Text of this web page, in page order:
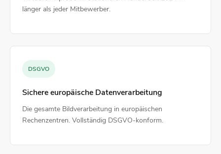
länger als jeder Mitbewerber.
DSGVO
Sichere europäische Datenverarbeitung
Die gesamte Bildverarbeitung in europäischen
Rechenzentren. Vollständig DSGVO-konform.